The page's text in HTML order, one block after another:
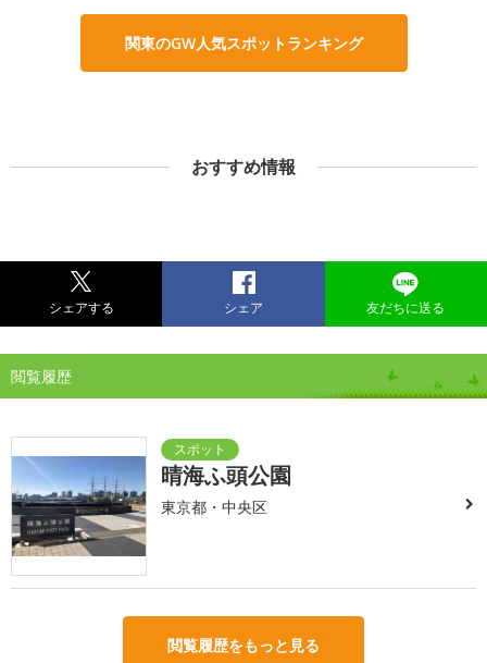
関東のGW人気スポットランキング
おすすめ情報
シェアする シェア 友だちに送る
閲覧履歴
晴海ふ頭公園
東京都・中央区
閲覧履歴をもっと見る